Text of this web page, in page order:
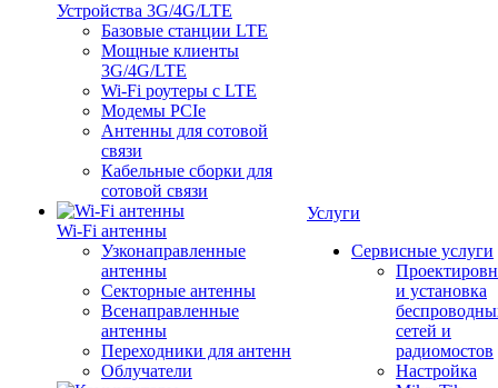
Устройства 3G/4G/LTE
Базовые станции LTE
Мощные клиенты
3G/4G/LTE
Wi-Fi роутеры с LTE
Модемы PCIe
Антенны для сотовой
связи
Кабельные сборки для
сотовой связи
Wi-Fi антенны
Узконаправленные
антенны
Секторные антенны
Всенаправленные
антенны
Переходники для антенн
Облучатели
Услуги
Сервисные услуги
и установка
сетей и
радиомостов
Настройка